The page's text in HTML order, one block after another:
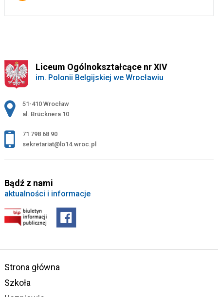
Liceum Ogólnokształcące nr XIV
im. Polonii Belgijskiej we Wrocławiu
Adres pocztowy:
51-410 Wrocław
al. Brücknera 10
71 798 68 90
sekretariat@lo14.wroc.pl
Bądź z nami
aktualności i informacje
Strona główna
Szkoła